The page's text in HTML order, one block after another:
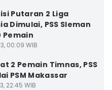
Putaran 2 Liga
Dimulai, PSS Sleman
Pemain
00:09 WIB
2 Pemain Timnas, PSS
PSM Makassar
22:45 WIB